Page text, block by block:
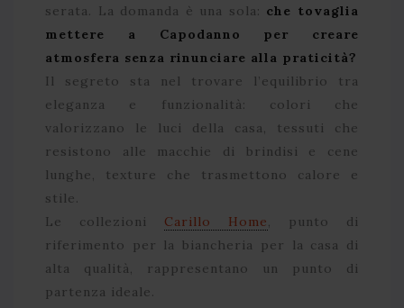
serata. La domanda è una sola: che tovaglia
mettere a Capodanno per creare
atmosfera senza rinunciare alla praticità?
Il segreto sta nel trovare l’equilibrio tra
eleganza e funzionalità: colori che
valorizzano le luci della casa, tessuti che
resistono alle macchie di brindisi e cene
lunghe, texture che trasmettono calore e
stile.
Le collezioni Carillo Home, punto di
riferimento per la biancheria per la casa di
alta qualità, rappresentano un punto di
partenza ideale.